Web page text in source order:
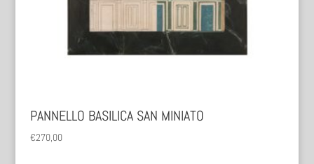
PANNELLO BASILICA SAN MINIATO
€270,00